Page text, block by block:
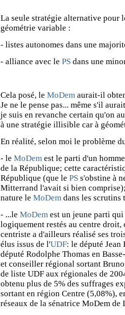
La seule stratégie alternative pour
géométrie variable :
- listes autonomes dans une
- alliance avec le PS dans une
Cela posé, le MoDem aurait-il
Je ne le pense pas... même s'il
je suis en revanche certain qu'on
à une stratégie illisible car à
En réalité, selon moi le problème
- le MoDem est le parti d'un
de la République; cette
République (que le PS s'obstine à
Mitterrand l'avait si bien
nature le MoDem dans les scrutins
- ...le MoDem est un jeune parti
logiquement restés au centre
centriste a d'ailleurs réalisé ses
élus issus de l'UDF: le député
député Rodolphe Thomas en
et conseiller régional sortant
de liste UDF aux régionales de
obtenu plus de 5% des suffrages
sortant en région Centre (5,08%),
réseaux de la sénatrice MoDem